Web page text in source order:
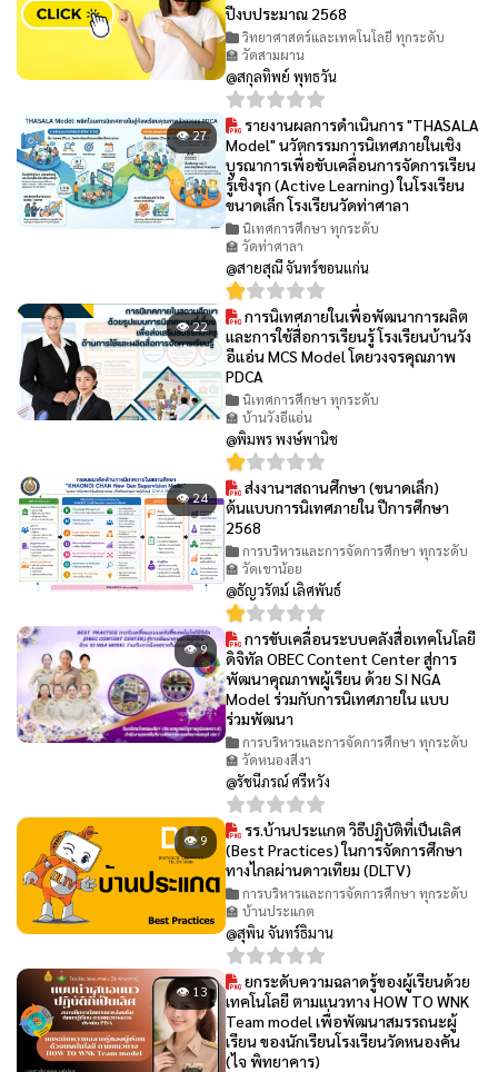
ปีงบประมาณ 2568
วิทยาศาสตร์และเทคโนโลยี ทุกระดับ
🏫 วัดสามผาน
@สกุลทิพย์ พุทธวัน
👁 27
รายงานผลการดำเนินการ "THASALA
Model" นวัตกรรมการนิเทศภายในเชิง
บูรณาการเพื่อขับเคลื่อนการจัดการเรียน
รู้เชิงรุก (Active Learning) ในโรงเรียน
ขนาดเล็ก โรงเรียนวัดท่าศาลา
นิเทศการศึกษา ทุกระดับ
🏫 วัดท่าศาลา
@สายสุณี จันทร์ขอนแก่น
👁 22
การนิเทศภายในเพื่อพัฒนาการผลิต
และการใช้สื่อการเรียนรู้ โรงเรียนบ้านวัง
อีแอ่น MCS Model โดยวงจรคุณภาพ
PDCA
นิเทศการศึกษา ทุกระดับ
🏫 บ้านวังอีแอ่น
@พิมพร พงษ์พานิช
👁 24
ส่งงานฯสถานศึกษา (ขนาดเล็ก)
ต้นแบบการนิเทศภายใน ปีการศึกษา
2568
การบริหารและการจัดการศึกษา ทุกระดับ
🏫 วัดเขาน้อย
@ธัญวรัตม์ เลิศพันธ์
👁 9
การขับเคลื่อนระบบคลังสื่อเทคโนโลยี
ดิจิทัล OBEC Content Center สู่การ
พัฒนาคุณภาพผู้เรียน ด้วย SI NGA
Model ร่วมกับการนิเทศภายใน แบบ
ร่วมพัฒนา
การบริหารและการจัดการศึกษา ทุกระดับ
🏫 วัดหนองสีงา
@รัชนีภรณ์ ศรีหวัง
👁 9
รร.บ้านประแกต วิธีปฏิบัติที่เป็นเลิศ
(Best Practices) ในการจัดการศึกษา
ทางไกลผ่านดาวเทียม (DLTV)
การบริหารและการจัดการศึกษา ทุกระดับ
🏫 บ้านประแกต
@สุพิน จันทร์ธิมาน
👁 13
ยกระดับความฉลาดรู้ของผู้เรียนด้วย
เทคโนโลยี ตามแนวทาง HOW TO WNK
Team model เพื่อพัฒนาสมรรถนะผู้
เรียน ของนักเรียนโรงเรียนวัดหนองคัน
(ไจ พิทยาคาร)